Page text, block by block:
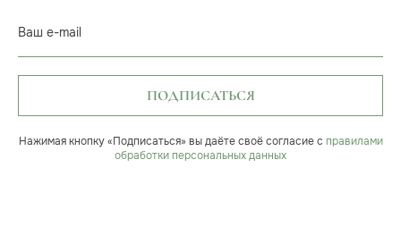
Ваш e-mail
ПОДПИСАТЬСЯ
Нажимая кнопку «Подписаться» вы даёте своё согласие с правилами
обработки персональных данных